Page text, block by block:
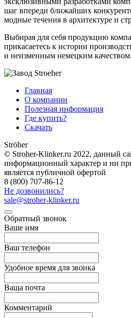
шаг впереди ближайших
модные течения в архитектуре и
Выбирая для себя продукцию
прикасаетесь к истории
и неизменным немецким качеством.
Главная
О компании
Полезная информация
Где купить?
Скачать
Ströher
© Stroher-Klinker.ru 2022, данный
информационный характер и ни
является публичной офертой
8 (800) 707-86-12
Не дозвонились?
sale@stroher-klinker.ru
Обратный звонок
Ваше имя
Ваш телефон
Удобное время для звонка
Ваша почта
Комментарий